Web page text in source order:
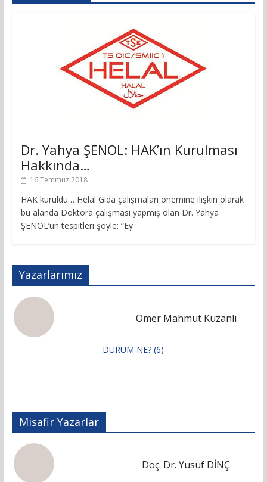
Dr. Yahya ŞENOL: HAK’ın Kurulması
Hakkında…
16 Temmuz 2018
HAK kuruldu… Helal Gıda çalışmaları önemine ilişkin olarak
bu alanda Doktora çalışması yapmış olan Dr. Yahya
ŞENOL’un tespitleri şöyle: “Ey
Yazarlarımız
Ömer Mahmut Kuzanlı
DURUM NE? (6)
Misafir Yazarlar
Doç. Dr. Yusuf DİNÇ